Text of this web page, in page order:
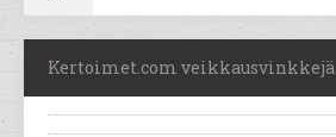
Kertoimet.com veikkausvinkkejä